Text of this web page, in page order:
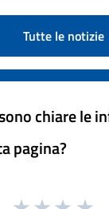
Tutte le notizie
chiare le
pagina?